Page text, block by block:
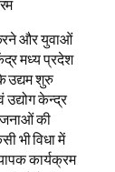
और युवाओं
मध्य प्रदेश
उद्यम शुरु
उद्योग केन्द्र
की
भी विधा में
कार्यक्रम